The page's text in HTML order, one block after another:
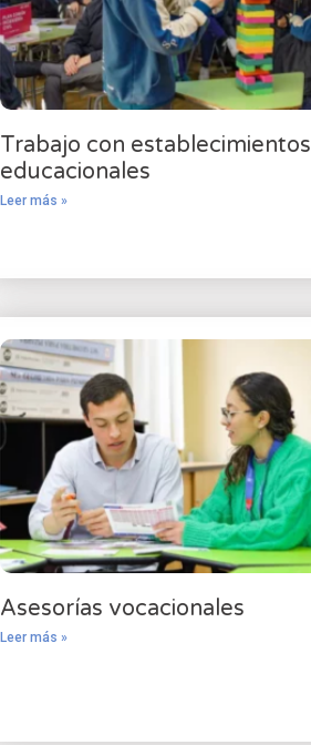
Trabajo con establecimientos
educacionales
Leer más »
Asesorías vocacionales
Leer más »